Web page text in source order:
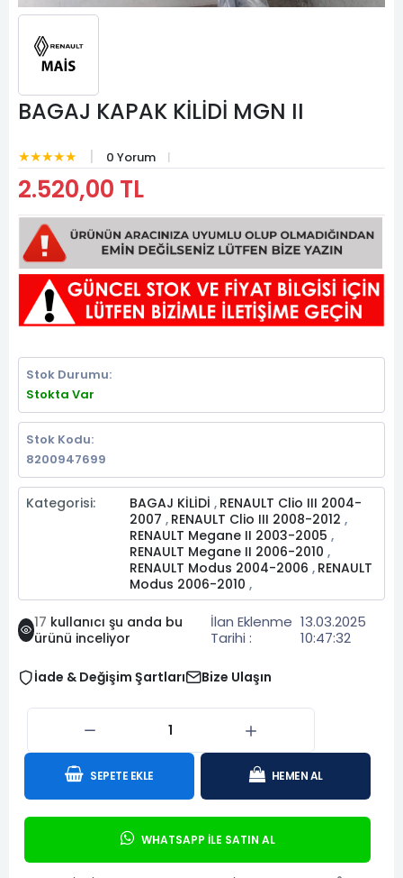
BAGAJ KAPAK KİLİDİ MGN II
★★★★★ 0 Yorum
2.520,00 TL
Stok Durumu:
Stokta Var
Stok Kodu:
8200947699
Kategorisi: BAGAJ KİLİDİ , RENAULT Clio III 2004-
2007 , RENAULT Clio III 2008-2012 ,
RENAULT Megane II 2003-2005 ,
RENAULT Megane II 2006-2010 ,
RENAULT Modus 2004-2006 , RENAULT
Modus 2006-2010 ,
17 kullanıcı şu anda bu
ürünü inceliyor
İlan Eklenme
Tarihi :
13.03.2025
10:47:32
İade & Değişim Şartları Bize Ulaşın
SEPETE EKLE HEMEN AL
WHATSAPP İLE SATIN AL